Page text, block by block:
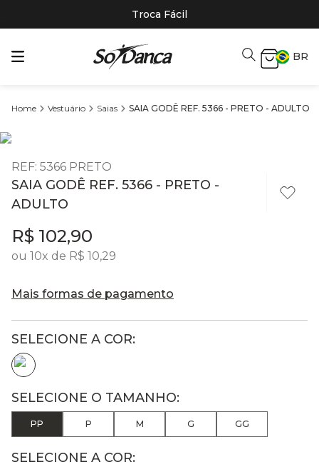
Troca Fácil
BR
Vestuário Saias SAIA GODÊ REF. 5366 - PRETO - ADULTO
REF: 5366 PRETO
SAIA GODÊ REF. 5366 - PRETO -
ADULTO
R$ 102,90
ou 10x de R$ 10,29
Mais formas de pagamento
PP P M G GG
SELECIONE A COR: